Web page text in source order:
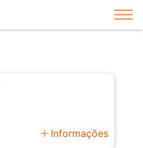
add Informações